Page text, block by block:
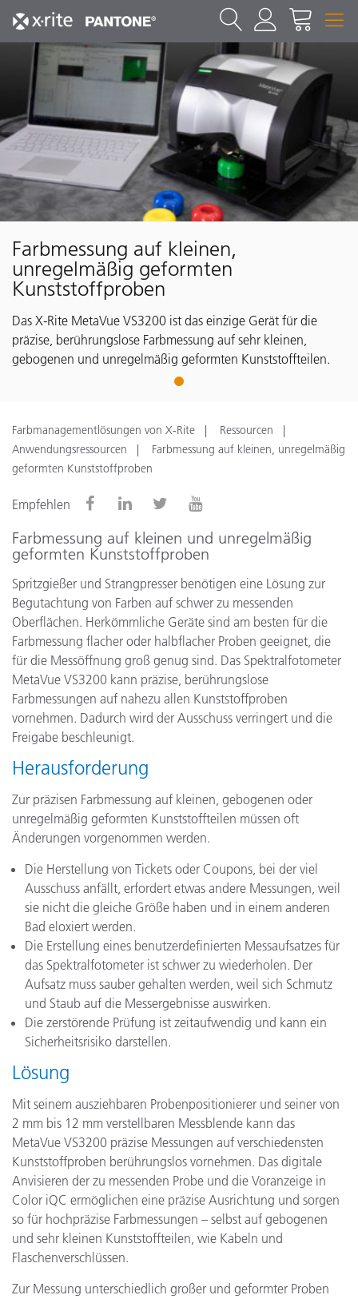
Farbmessung auf kleinen,
unregelmäßig geformten
Kunststoffproben
Das X-Rite MetaVue VS3200 ist das einzige Gerät für die
präzise, berührungslose Farbmessung auf sehr kleinen,
gebogenen und unregelmäßig geformten Kunststoffteilen.
1
Farbmanagementlösungen von X-Rite
Ressourcen
Anwendungsressourcen
Farbmessung auf kleinen, unregelmäßig
geformten Kunststoffproben
Empfehlen
Farbmessung auf kleinen und unregelmäßig
geformten Kunststoffproben
Spritzgießer und Strangpresser benötigen eine Lösung zur
Begutachtung von Farben auf schwer zu messenden
Oberflächen. Herkömmliche Geräte sind am besten für die
Farbmessung flacher oder halbflacher Proben geeignet, die
für die Messöffnung groß genug sind. Das Spektralfotometer
MetaVue VS3200 kann präzise, berührungslose
Farbmessungen auf nahezu allen Kunststoffproben
vornehmen. Dadurch wird der Ausschuss verringert und die
Freigabe beschleunigt.
Herausforderung
Zur präzisen Farbmessung auf kleinen, gebogenen oder
unregelmäßig geformten Kunststoffteilen müssen oft
Änderungen vorgenommen werden.
Die Herstellung von Tickets oder Coupons, bei der viel
Ausschuss anfällt, erfordert etwas andere Messungen, weil
sie nicht die gleiche Größe haben und in einem anderen
Bad eloxiert werden.
Die Erstellung eines benutzerdefinierten Messaufsatzes für
das Spektralfotometer ist schwer zu wiederholen. Der
Aufsatz muss sauber gehalten werden, weil sich Schmutz
und Staub auf die Messergebnisse auswirken.
Die zerstörende Prüfung ist zeitaufwendig und kann ein
Sicherheitsrisiko darstellen.
Lösung
Mit seinem ausziehbaren Probenpositionierer und seiner von
2 mm bis 12 mm verstellbaren Messblende kann das
MetaVue VS3200 präzise Messungen auf verschiedensten
Kunststoffproben berührungslos vornehmen. Das digitale
Anvisieren der zu messenden Probe und die Voranzeige in
Color iQC ermöglichen eine präzise Ausrichtung und sorgen
so für hochpräzise Farbmessungen – selbst auf gebogenen
und sehr kleinen Kunststoffteilen, wie Kabeln und
Flaschenverschlüssen.
Zur Messung unterschiedlich großer und geformter Proben